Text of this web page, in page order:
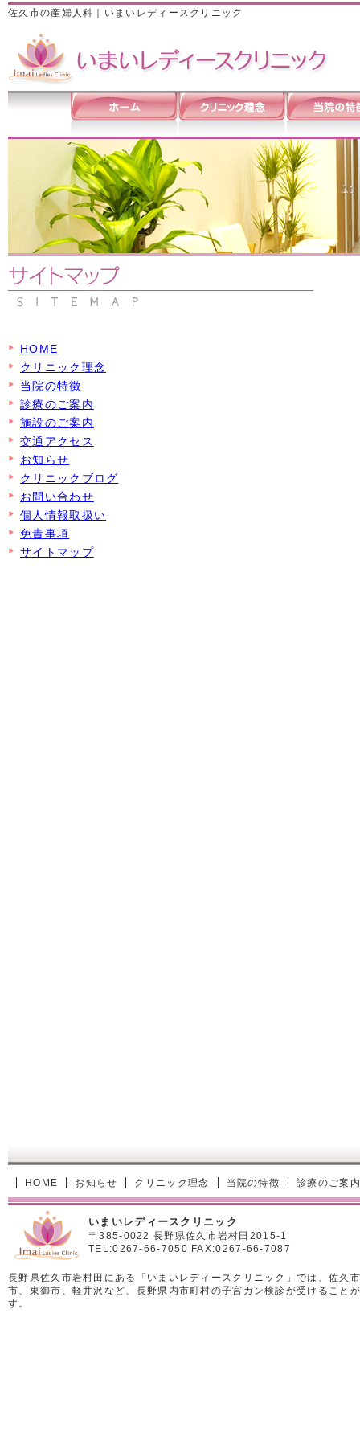
佐久市の産婦人科｜いまいレディースクリニック
HOME
クリニック理念
当院の特徴
診療のご案内
施設のご案内
交通アクセス
お知らせ
クリニックブログ
お問い合わせ
個人情報取扱い
免責事項
サイトマップ
HOME お知らせ クリニック理念 当院の特徴 診療のご案内
いまいレディースクリニック
〒385-0022 長野県佐久市岩村田2015-1
TEL:0267-66-7050 FAX:0267-66-7087
長野県佐久市岩村田にある「いまいレディースクリニック」では、佐久
市、東御市、軽井沢など、長野県内市町村の子宮ガン検診が受けること
す。